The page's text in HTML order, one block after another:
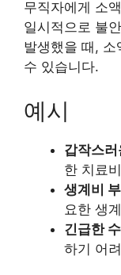
무직자에게 소
일시적으로 불
발생했을 때, 소
수 있습니다.
예시
갑작스러
한 치료
생계비
요한 생
긴급한
하기 어